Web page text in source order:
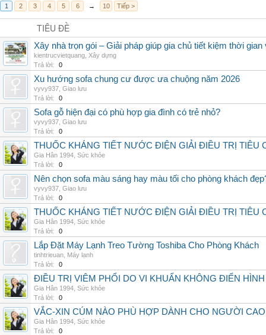
1 2 3 4 5 6 → 10 Tiếp >
TIÊU ĐỀ
Xây nhà trọn gói – Giải pháp giúp gia chủ tiết kiệm thời
kientrucvietquang Xây dựng
Trả lời:
0
Xu hướng sofa chung cư được ưa chuộng năm 2026
vyvy937 Giao lưu
Trả lời:
0
Sofa gỗ hiện đại có phù hợp gia đình có trẻ nhỏ?
vyvy937 Giao lưu
Trả lời:
0
THUỐC KHÁNG TIẾT NƯỚC ĐIỆN GIẢI ĐIỀU TRỊ TIÊU
Gia Hân 1994 Sức khỏe
Trả lời:
0
Nên chọn sofa màu sáng hay màu tối cho phòng khách
vyvy937 Giao lưu
Trả lời:
0
THUỐC KHÁNG TIẾT NƯỚC ĐIỆN GIẢI ĐIỀU TRỊ TIÊU
Gia Hân 1994 Sức khỏe
Trả lời:
0
Lắp Đặt Máy Lạnh Treo Tường Toshiba Cho Phòng Khách
tinhtrieuan Máy lạnh
Trả lời:
0
ĐIỀU TRỊ VIÊM PHỔI DO VI KHUẨN KHÔNG ĐIỂN
Gia Hân 1994 Sức khỏe
Trả lời:
0
VẮC-XIN CÚM NÀO PHÙ HỢP DÀNH CHO NGƯỜI
Gia Hân 1994 Sức khỏe
Trả lời:
0